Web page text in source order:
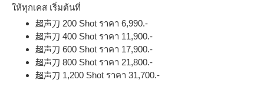
ให้ทุกเคส เริ่มต้นที่
超声刀 200 Shot ราคา 6,990.-
超声刀 400 Shot ราคา 11,900.-
超声刀 600 Shot ราคา 17,900.-
超声刀 800 Shot ราคา 21,800.-
超声刀 1,200 Shot ราคา 31,700.-